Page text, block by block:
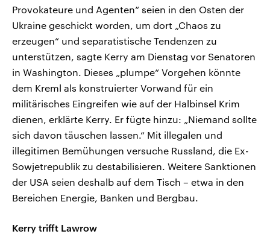
Provokateure und Agenten“ seien in den Osten der
Ukraine geschickt worden, um dort „Chaos zu
erzeugen“ und separatistische Tendenzen zu
unterstützen, sagte Kerry am Dienstag vor Senatoren
in Washington. Dieses „plumpe“ Vorgehen könnte
dem Kreml als konstruierter Vorwand für ein
militärisches Eingreifen wie auf der Halbinsel Krim
dienen, erklärte Kerry. Er fügte hinzu: „Niemand sollte
sich davon täuschen lassen.“ Mit illegalen und
illegitimen Bemühungen versuche Russland, die Ex-
Sowjetrepublik zu destabilisieren. Weitere Sanktionen
der USA seien deshalb auf dem Tisch – etwa in den
Bereichen Energie, Banken und Bergbau.
Kerry trifft Lawrow